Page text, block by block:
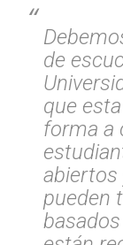
de
que
forma a
abiertos
pueden